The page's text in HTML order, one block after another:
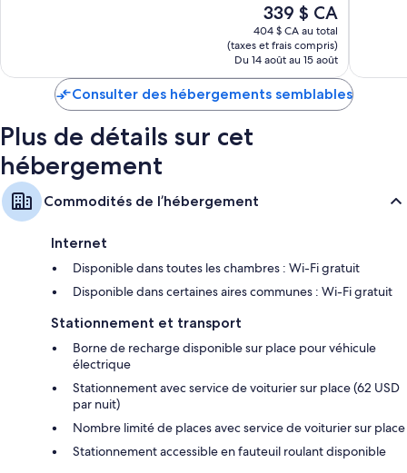
Le
prix
est
de
339 $ CA
339 $ CA
404 $ CA au total
(taxes et frais compris)
Du 14 août au 15 août
Consulter des hébergements semblables
Plus de détails sur cet
hébergement
Commodités de l’hébergement
Internet
Disponible dans toutes les chambres : Wi-Fi gratuit
Disponible dans certaines aires communes : Wi-Fi gratuit
Stationnement et transport
Borne de recharge disponible sur place pour véhicule
électrique
Stationnement avec service de voiturier sur place (62 USD
par nuit)
Nombre limité de places avec service de voiturier sur place
Stationnement accessible en fauteuil roulant disponible